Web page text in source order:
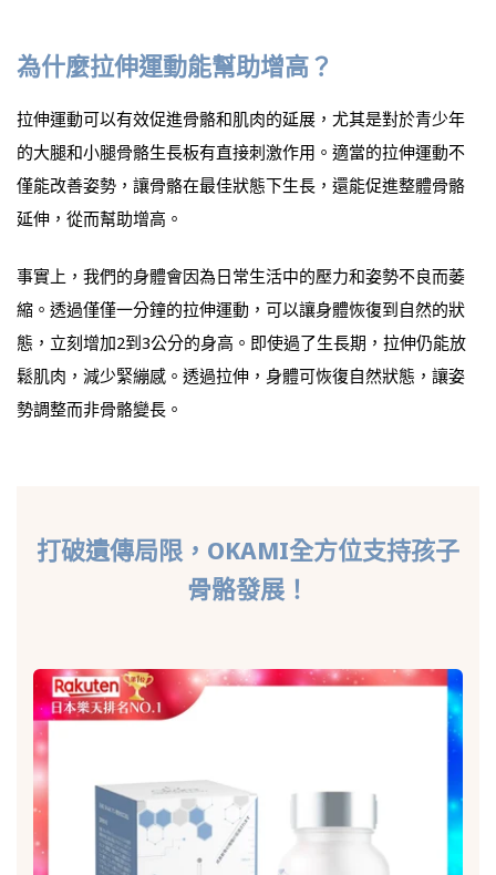
為什麼拉伸運動能幫助增高？
拉伸運動可以有效促進骨骼和肌肉的延展，尤其是對於青少年
的大腿和小腿骨骼生長板有直接刺激作用。適當的拉伸運動不
僅能改善姿勢，讓骨骼在最佳狀態下生長，還能促進整體骨骼
延伸，從而幫助增高。
事實上，我們的身體會因為日常生活中的壓力和姿勢不良而萎
縮。透過僅僅一分鐘的拉伸運動，可以讓身體恢復到自然的狀
態，立刻增加2到3公分的身高。即使過了生長期，拉伸仍能放
鬆肌肉，減少緊繃感。透過拉伸，身體可恢復自然狀態，讓姿
勢調整而非骨骼變長。
打破遺傳局限，OKAMI全方位支持孩子
骨骼發展！